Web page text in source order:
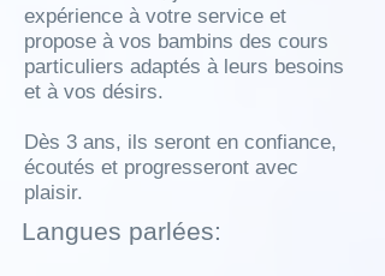
expérience à votre service et
propose à vos bambins des cours
particuliers adaptés à leurs besoins
et à vos désirs.
Dès 3 ans, ils seront en confiance,
écoutés et progresseront avec
plaisir.
Langues parlées: